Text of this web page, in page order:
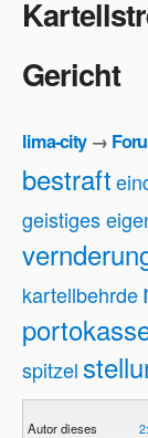
Gericht
lima-city→
bestraft
geistiges
kartellbehrde
spitzel
Autor dieses